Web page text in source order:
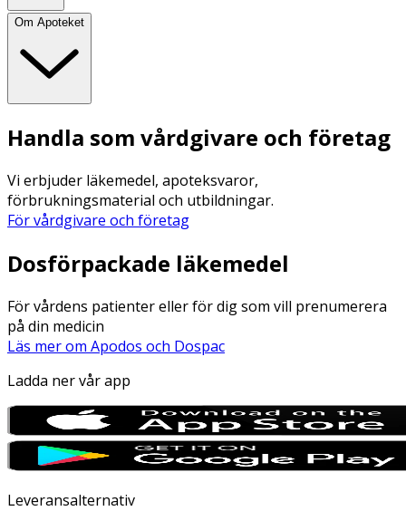
Om Apoteket
Handla som vårdgivare och företag
Vi erbjuder läkemedel, apoteksvaror,
förbrukningsmaterial och utbildningar.
För vårdgivare och företag
Dosförpackade läkemedel
För vårdens patienter eller för dig som vill prenumerera
på din medicin
Läs mer om Apodos och Dospac
Ladda ner vår app
Leveransalternativ